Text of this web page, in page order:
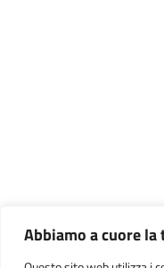
Abbiamo a cuore